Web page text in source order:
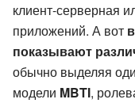
клиент-серверная
приложений. А вот
показывают
обычно выделяя
модели MBTI,